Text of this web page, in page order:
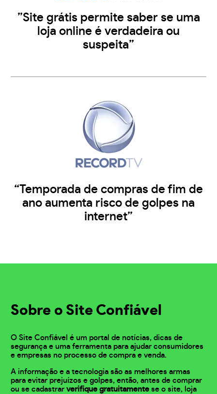
”Site grátis permite saber se uma
loja online é verdadeira ou
suspeita”
“Temporada de compras de fim de
ano aumenta risco de golpes na
internet”
Sobre o Site Confiável
O Site Confiável é um portal de notícias, dicas de
segurança e uma ferramenta para ajudar consumidores
e empresas no processo de compra e venda.
A informação e a tecnologia são as melhores armas
para evitar prejuízos e golpes, então, antes de comprar
ou se cadastrarverifique gratuitamente se o site, loja